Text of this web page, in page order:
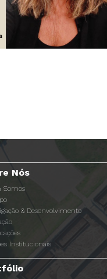
Nós
Somos
& Desenvolvimento
Institucionais